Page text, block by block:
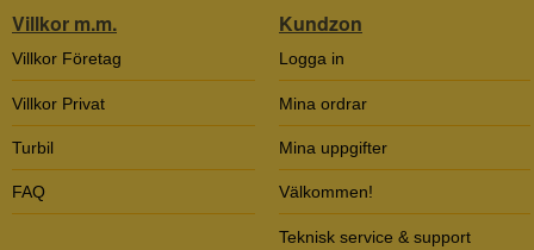
Villkor m.m.
Villkor Företag
Villkor Privat
Turbil
FAQ
Kundzon
Logga in
Mina ordrar
Mina uppgifter
Välkommen!
Teknisk service & support